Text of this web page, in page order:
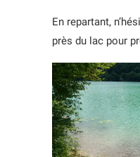
En repartant,
près du lac pour